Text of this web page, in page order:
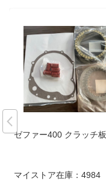
ゼファー400 クラッチ板
マイストア在庫： 4984